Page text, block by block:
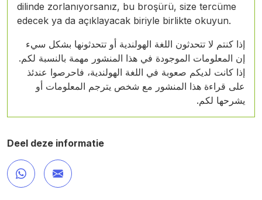
dilinde zorlanıyorsanız, bu broşürü, size tercüme
edecek ya da açıklayacak biriyle birlikte okuyun.
إذا كنتم لا تتحدثون اللغة الهولندية أو تتحدثونها بشكل سيء
إن المعلومات الموجودة في هذا المنشور مهمة بالنسبة لكم.
إذا كانت لديكم صعوبة في اللغة الهولندية، فاحرصوا عندئذ
على قراءة هذا المنشور مع شخص يترجم المعلومات أو
يشرحها لكم.
Deel deze informatie